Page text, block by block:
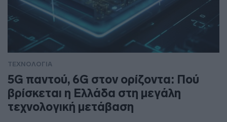
ΤΕΧΝΟΛΟΓΙΑ
5G παντού, 6G στον ορίζοντα: Πού
βρίσκεται η Ελλάδα στη μεγάλη
τεχνολογική μετάβαση